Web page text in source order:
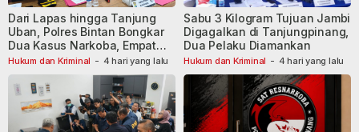
Hukum dan Kriminal - 4 hari yang lalu
Dari Lapas hingga Tanjung
Uban, Polres Bintan Bongkar
Dua Kasus Narkoba, Empat
Tersangka Dibekuk
Hukum dan Kriminal - 4 hari yang lalu
Sabu 3 Kilogram Tujuan Jambi
Digagalkan di Tanjungpinang,
Dua Pelaku Diamankan